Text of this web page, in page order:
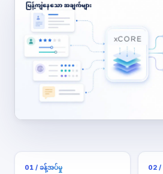
01 / ခန့်အပ်မှု 02